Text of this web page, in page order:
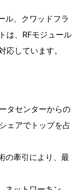
ル、クワッドフラ
は、RFモジュール
応しています。
タセンターからの
ェアでトップを占
の牽引により、最